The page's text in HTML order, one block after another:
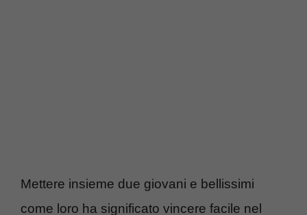
Mettere insieme due giovani e bellissimi
come loro ha significato vincere facile nel